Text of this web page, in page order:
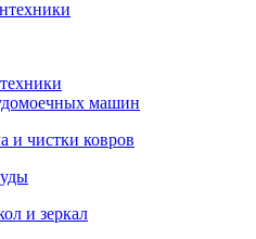
машин
и чистки ковров
и зеркал